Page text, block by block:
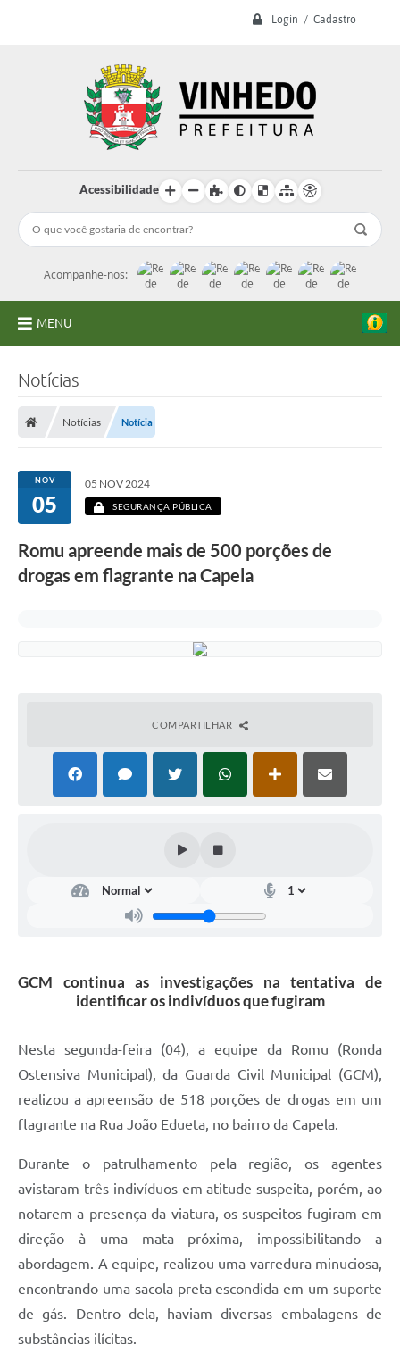
Login / Cadastro
Acessibilidade
Acompanhe-nos:
MENU
Licitações
Transparência
Concursos e Processos Seletivos
Inclusão e Acessibilidade
Normas e Legislação
Sistema de Protocolo
Listagem dos CEPs de Vinhedo
Acesso à Informação
Contratos
Associação dos Servidores Públicos Municipais de
Vinhedo
Audiências Públicas
Carta de Serviços
Arquivos para Download
Contas Públicas
Notícias
Notícias Notícia
NOV
05
05 NOV 2024
SEGURANÇA PÚBLICA
Romu apreende mais de 500 porções de
drogas em flagrante na Capela
COMPARTILHAR
GCM continua as investigações na tentativa de
identificar os indivíduos que fugiram
Nesta segunda-feira (04), a equipe da Romu (Ronda
Ostensiva Municipal), da Guarda Civil Municipal (GCM),
realizou a apreensão de 518 porções de drogas em um
flagrante na Rua João Edueta, no bairro da Capela.
Durante o patrulhamento pela região, os agentes
avistaram três indivíduos em atitude suspeita, porém, ao
notarem a presença da viatura, os suspeitos fugiram em
direção à uma mata próxima, impossibilitando a
abordagem. A equipe, realizou uma varredura minuciosa,
encontrando uma sacola preta escondida em um suporte
de gás. Dentro dela, haviam diversas embalagens de
substâncias ilícitas.